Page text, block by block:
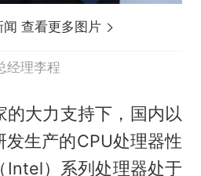
闻 查看更多图片
经理李程
的大力支持下，国内以
生产的CPU处理器性
Intel）系列处理器处于